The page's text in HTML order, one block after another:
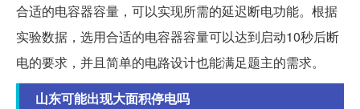
合适的电容器容量，可以实现所需的延迟断电功能。根据
实验数据，选用合适的电容器容量可以达到启动10秒后断
电的要求，并且简单的电路设计也能满足题主的需求。
山东可能出现大面积停电吗